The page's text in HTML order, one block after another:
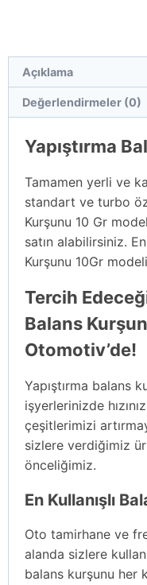
Açıklama
Değerlendirmeler (0)
Yapıştırma
Tamamen yerli ve
standart ve turbo
Kurşunu 10 Gr
satın alabilirsiniz.
Kurşunu 10Gr
Tercih
Balans
Otomotiv’de!
Yapıştırma balans
işyerlerinizde
çeşitlerimizi
sizlere verdiğimiz
önceliğimiz.
En Kullanışlı
Oto tamirhane ve
alanda sizlere
balans kurşunu her